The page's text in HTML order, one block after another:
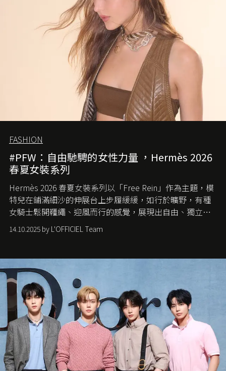
FASHION
#PFW：自由馳騁的女性力量 ，Hermès 2026
春夏女裝系列
Hermès 2026 春夏女裝系列以「Free Rein」作為主題，模
特兒在鋪滿細沙的伸展台上步履緩緩，如行於曠野，有種
女騎士鬆開韁繩、迎風而行的感覺，展現出自由、獨立與
從容的態度。
14.10.2025 by L'OFFICIEL Team